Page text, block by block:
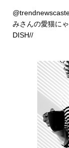
みさんの愛猫に
DISH//